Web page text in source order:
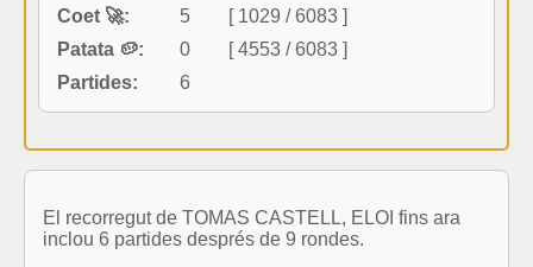
Coet 🚀:
5
[ 1029 / 6083 ]
Patata 🥔:
0
[ 4553 / 6083 ]
Partides:
6
El recorregut de TOMAS CASTELL, ELOI fins ara
inclou 6 partides després de 9 rondes.